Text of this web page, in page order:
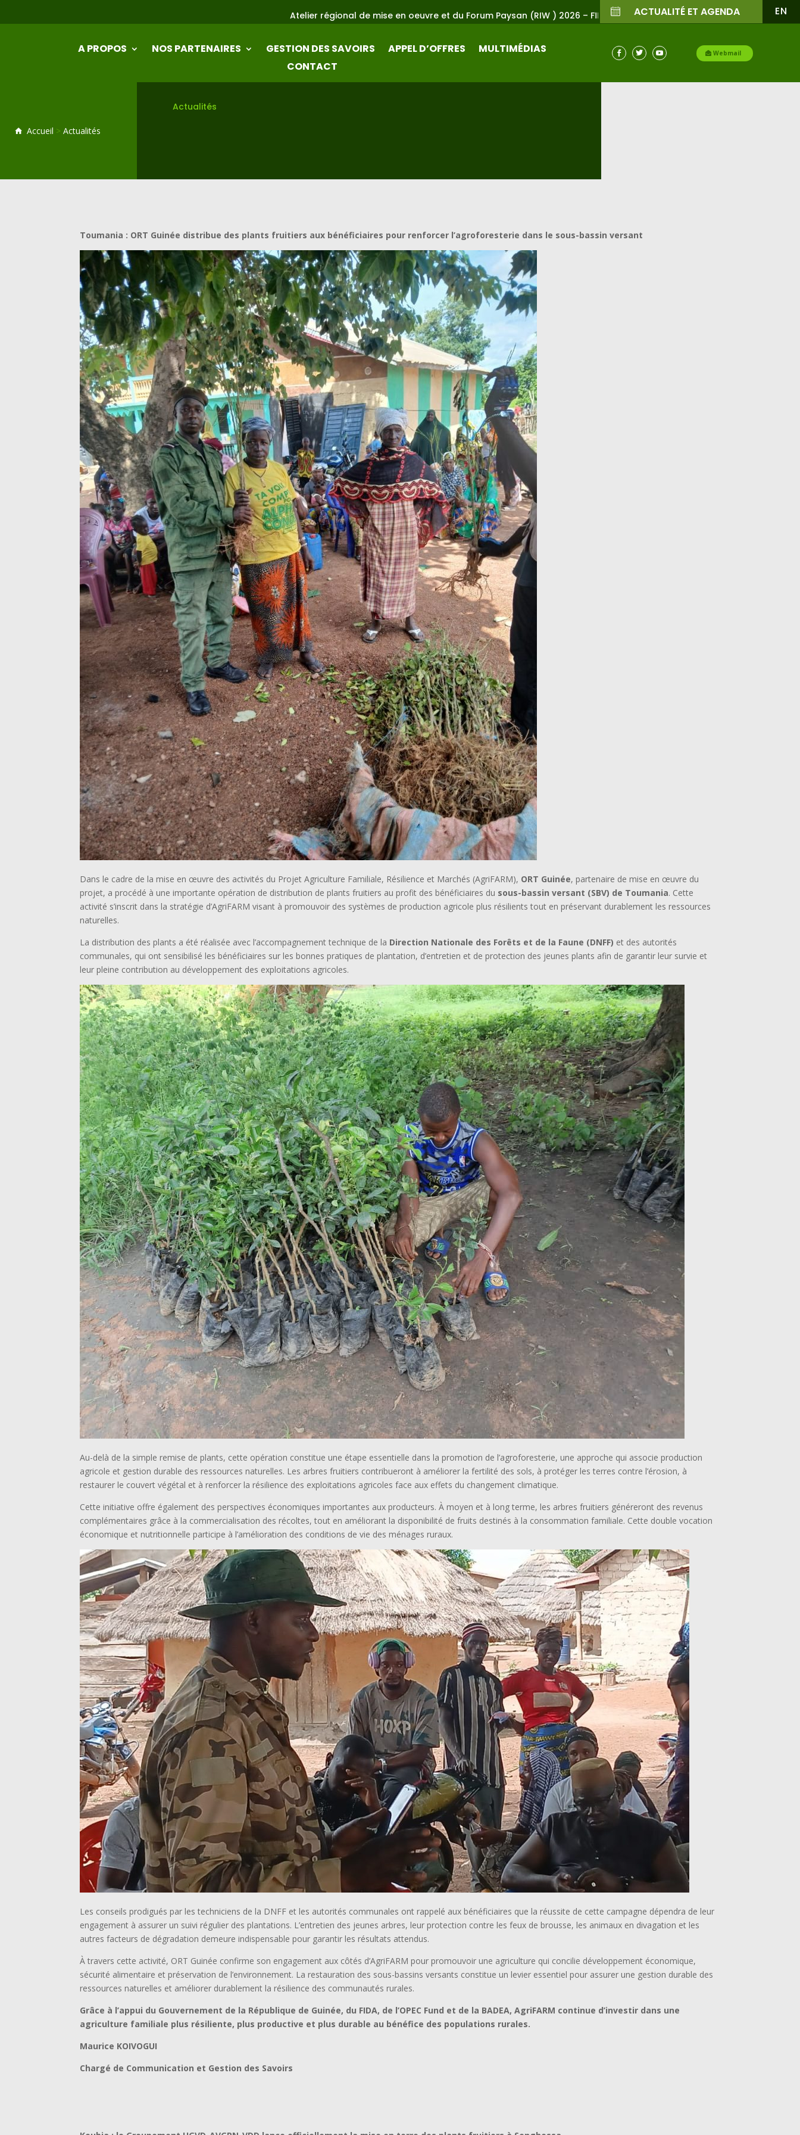
Atelier régional de mise en oeuvre et du Forum Paysan (RIW ) 2026 – FIDA. Abidjan du 23 au 25 Juin 2026ACTUALITÉ ET AGENDA EN
A PROPOS NOS PARTENAIRES GESTION DES SAVOIRS APPEL D’OFFRES
MULTIMÉDIAS
CONTACT
   Webmail
Accueil > Actualités
Actualités
Toumania : ORT Guinée distribue des plants fruitiers aux bénéficiaires pour renforcer l’agroforesterie dans le sous-bassin versant
Dans le cadre de la mise en œuvre des activités du Projet Agriculture Familiale, Résilience et Marchés (AgriFARM), ORT Guinée, partenaire de mise en œuvre du
projet, a procédé à une importante opération de distribution de plants fruitiers au profit des bénéficiaires du sous-bassin versant (SBV) de Toumania. Cette
activité s’inscrit dans la stratégie d’AgriFARM visant à promouvoir des systèmes de production agricole plus résilients tout en préservant durablement les ressources
naturelles.
La distribution des plants a été réalisée avec l’accompagnement technique de la Direction Nationale des Forêts et de la Faune (DNFF) et des autorités
communales, qui ont sensibilisé les bénéficiaires sur les bonnes pratiques de plantation, d’entretien et de protection des jeunes plants afin de garantir leur survie et
leur pleine contribution au développement des exploitations agricoles.
Au-delà de la simple remise de plants, cette opération constitue une étape essentielle dans la promotion de l’agroforesterie, une approche qui associe production
agricole et gestion durable des ressources naturelles. Les arbres fruitiers contribueront à améliorer la fertilité des sols, à protéger les terres contre l’érosion, à
restaurer le couvert végétal et à renforcer la résilience des exploitations agricoles face aux effets du changement climatique.
Cette initiative offre également des perspectives économiques importantes aux producteurs. À moyen et à long terme, les arbres fruitiers généreront des revenus
complémentaires grâce à la commercialisation des récoltes, tout en améliorant la disponibilité de fruits destinés à la consommation familiale. Cette double vocation
économique et nutritionnelle participe à l’amélioration des conditions de vie des ménages ruraux.
Les conseils prodigués par les techniciens de la DNFF et les autorités communales ont rappelé aux bénéficiaires que la réussite de cette campagne dépendra de leur
engagement à assurer un suivi régulier des plantations. L’entretien des jeunes arbres, leur protection contre les feux de brousse, les animaux en divagation et les
autres facteurs de dégradation demeure indispensable pour garantir les résultats attendus.
À travers cette activité, ORT Guinée confirme son engagement aux côtés d’AgriFARM pour promouvoir une agriculture qui concilie développement économique,
sécurité alimentaire et préservation de l’environnement. La restauration des sous-bassins versants constitue un levier essentiel pour assurer une gestion durable des
ressources naturelles et améliorer durablement la résilience des communautés rurales.
Grâce à l’appui du Gouvernement de la République de Guinée, du FIDA, de l’OPEC Fund et de la BADEA, AgriFARM continue d’investir dans une
agriculture familiale plus résiliente, plus productive et plus durable au bénéfice des populations rurales.
Maurice KOIVOGUI
Chargé de Communication et Gestion des Savoirs